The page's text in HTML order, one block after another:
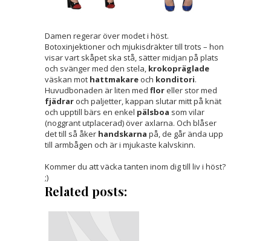
Damen regerar över modet i höst.
Botoxinjektioner och mjukisdräkter till trots – hon
visar vart skåpet ska stå, sätter midjan på plats
och svänger med den stela, krokopräglade
väskan mot hattmakare och konditori.
Huvudbonaden är liten med floreller stor med
fjädrar och paljetter, kappan slutar mitt på knät
och upptill bärs en enkel pälsboa som vilar
(noggrant utplacerad) över axlarna. Och blåser
det till så åker handskarna på, de går ända upp
till armbågen och är i mjukaste kalvskinn.
Kommer du att väcka tanten inom dig till liv i höst?
;)
Related posts: